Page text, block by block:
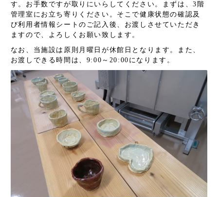
す。お手数ですが取りにいらしてください。まずは、3階
管理室にお立ち寄りください。そこで健康状態の確認及
び利用者情報シートのご記入後、お渡しさせていただき
ますので、よろしくお願い致します。
なお、当施設は原則月曜日が休館日となります。また、
お渡しできる時間は、9:00～20:00になります。